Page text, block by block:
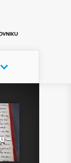
–